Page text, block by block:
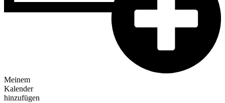
Meinem
Kalender
hinzufügen